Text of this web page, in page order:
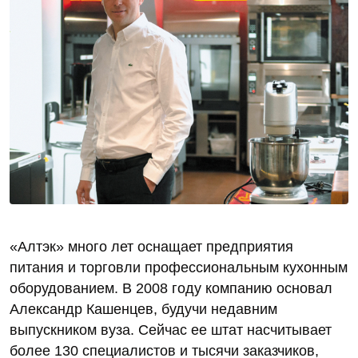
«Алтэк» много лет оснащает предприятия
питания и торговли профессиональным кухонным
оборудованием. В 2008 году компанию основал
Александр Кашенцев, будучи недавним
выпускником вуза. Сейчас ее штат насчитывает
более 130 специалистов и тысячи заказчиков,